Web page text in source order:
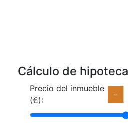
Cálculo de hipoteca
Precio del inmueble
(€):
−